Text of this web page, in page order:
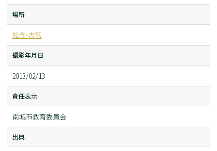
場所
知念-吉富
撮影年月日
2013/02/13
責任表示
南城市教育委員会
出典